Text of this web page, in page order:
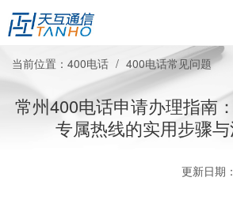
当前位置： 400电话 400电话常见问题
常州400电话申请办理指南
专属热线的实用步骤
更新日期